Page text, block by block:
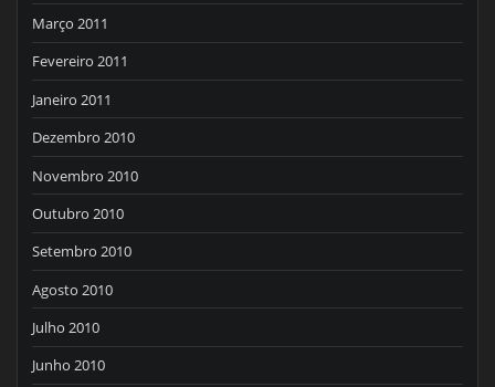
Março 2011
Fevereiro 2011
Janeiro 2011
Dezembro 2010
Novembro 2010
Outubro 2010
Setembro 2010
Agosto 2010
Julho 2010
Junho 2010